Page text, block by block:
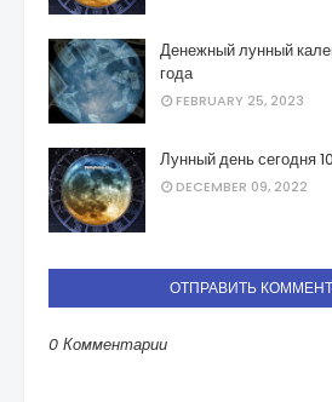
Денежный лунный
года
FEBRUARY 25, 2023
Лунный день сегодня
DECEMBER 09, 2022
ОТПРАВИТЬ
0 Комментарии